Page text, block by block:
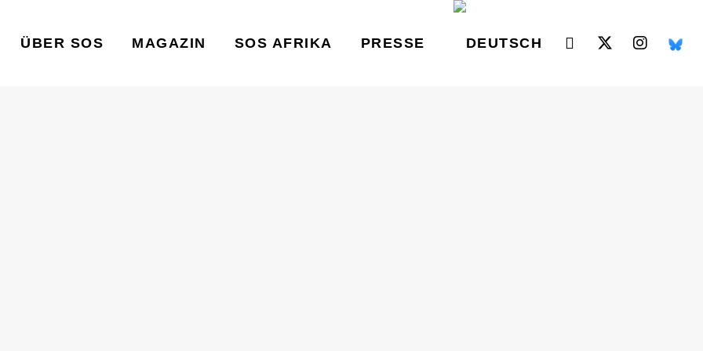
ÜBER SOS MAGAZIN SOS AFRIKA PRESSE